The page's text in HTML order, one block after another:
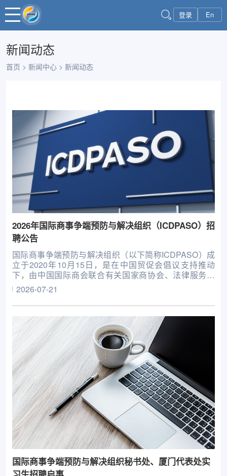
登录 En
新闻动态
首页 > 新闻中心 > 新闻动态
2026年国际商事争端预防与解决组织（ICDPASO）招
聘公告
国际商事争端预防与解决组织（以下简称ICDPASO）成
立于2020年10月15日，是在中国贸促会倡议支持推动
下，由中国国际商会联合有关国家商协会、法律服务机
构、高校智库等共同发起设立的非政府间国际组织。现有
会员单位57家，地理范围覆盖亚洲、欧洲、非洲、南美
洲、北美洲等，下设监督委员会、理事会、咨询委员会，
并由秘书处负责日常工作。ICDPASO致力于推广预防和
调解、仲裁等融合发展，为来自世界各地的当事人提供便
捷、独立、高效和可靠的争端预防和解决服务，专注于为
全球企业提供从商事争端预防到争端解决的全链条服务。
2026-07-21
国际商事争端预防与解决组织秘书处、厦门代表处实